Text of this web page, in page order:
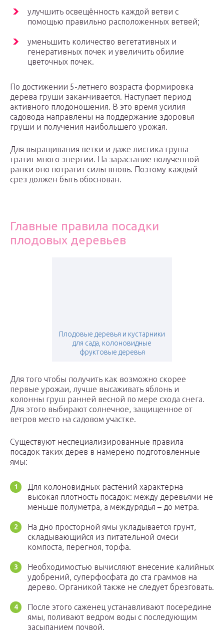
улучшить освещённость каждой ветви с
помощью правильно расположенных ветвей;
уменьшить количество вегетативных и
генеративных почек и увеличить обилие
цветочных почек.
По достижении 5-летнего возраста формировка
дерева груши заканчивается. Наступает период
активного плодоношения. В это время усилия
садовода направлены на поддержание здоровья
груши и получения наибольшего урожая.
Для выращивания ветки и даже листика груша
тратит много энергии. На зарастание полученной
ранки оно потратит силы вновь. Поэтому каждый
срез должен быть обоснован.
Главные правила посадки
плодовых деревьев
Плодовые деревья и кустарники
для сада, колоновидные
фруктовые деревья
Для того чтобы получить как возможно скорее
первые урожаи, лучше высаживать яблонь и
колонны груш ранней весной по мере схода снега.
Для этого выбирают солнечное, защищенное от
ветров место на садовом участке.
Существуют неспециализированные правила
посадок таких дерев в намерено подготовленные
ямы:
Для колоновидных растений характерна
высокая плотность посадок: между деревьями не
меньше полуметра, а междурядья – до метра.
На дно просторной ямы укладывается грунт,
складывающийся из питательной смеси
компоста, перегноя, торфа.
Необходимостью вычисляют внесение калийных
удобрений, суперфосфата до ста граммов на
дерево. Органикой также не следует брезговать.
После этого саженец устанавливают посередине
ямы, поливают ведром воды с последующим
засыпанием почвой.